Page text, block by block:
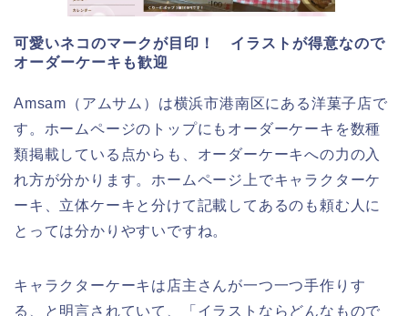
可愛いネコのマークが目印！ イラストが得意なので
オーダーケーキも歓迎
Amsam（アムサム）は横浜市港南区にある洋菓子店で
す。ホームページのトップにもオーダーケーキを数種
類掲載している点からも、オーダーケーキへの力の入
れ方が分かります。ホームページ上でキャラクターケ
ーキ、立体ケーキと分けて記載してあるのも頼む人に
とっては分かりやすいですね。
キャラクターケーキは店主さんが一つ一つ手作りす
る、と明言されていて、「イラストならどんなもので